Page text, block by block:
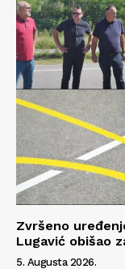
Zvršeno
Lugavić obišao
5. Augusta 2026.